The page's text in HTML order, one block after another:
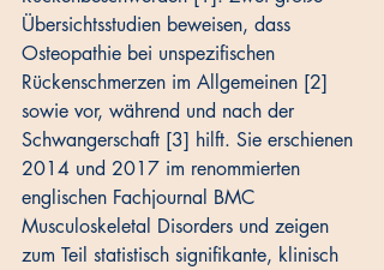
Übersichtsstudien beweisen, dass
Osteopathie bei unspezifischen
Rückenschmerzen im Allgemeinen [2]
sowie vor, während und nach der
Schwangerschaft [3] hilft. Sie erschienen
2014 und 2017 im renommierten
englischen Fachjournal BMC
Musculoskeletal Disorders und zeigen
zum Teil statistisch signifikante, klinisch